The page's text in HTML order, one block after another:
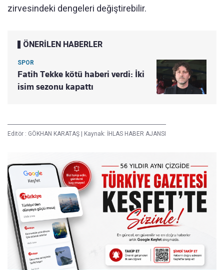
zirvesindeki dengeleri değiştirebilir.
ÖNERİLEN HABERLER
SPOR
Fatih Tekke kötü haberi verdi: İki
isim sezonu kapattı
Editör : GÖKHAN KARATAŞ Kaynak: İHLAS HABER AJANSI